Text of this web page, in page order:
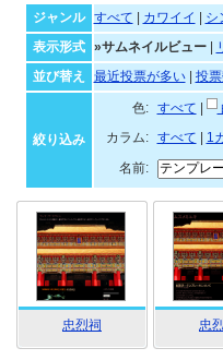
ジャンル すべて カワイイ シ
表示形式
»サムネイルビュー|
並び替え
最近投票が多い| 投
絞り込み
色: すべて
カラム:
すべて 1
名前:
忠烈祠 忠